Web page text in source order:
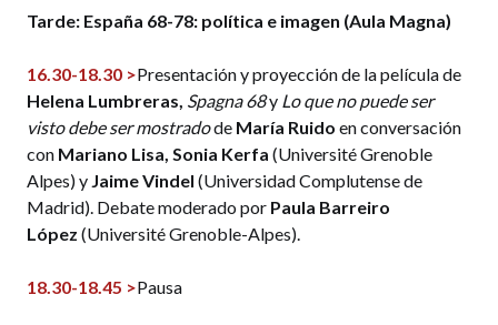
Tarde: España 68-78: política e imagen (Aula Magna)
16.30-18.30 >Presentación y proyección de la película de
Helena Lumbreras, Spagna 68y Lo que no puede ser
visto debe ser mostradode María Ruido en conversación
con Mariano Lisa, Sonia Kerfa (Université Grenoble
Alpes) y Jaime Vindel (Universidad Complutense de
Madrid). Debate moderado por Paula Barreiro
López (Université Grenoble-Alpes).
18.30-18.45 >Pausa